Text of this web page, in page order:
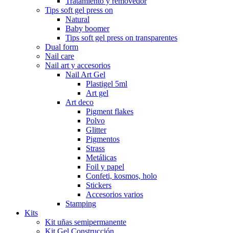
Tips soft gel press on
Natural
Baby boomer
Tips soft gel press on transparentes
Dual form
Nail care
Nail art y accesorios
Nail Art Gel
Plastigel 5ml
Art gel
Art deco
Pigment flakes
Polvo
Glitter
Pigmentos
Strass
Metálicas
Foil y papel
Confeti, kosmos, holo
Stickers
Accesorios varios
Stamping
Kits
Kit uñas semipermanente